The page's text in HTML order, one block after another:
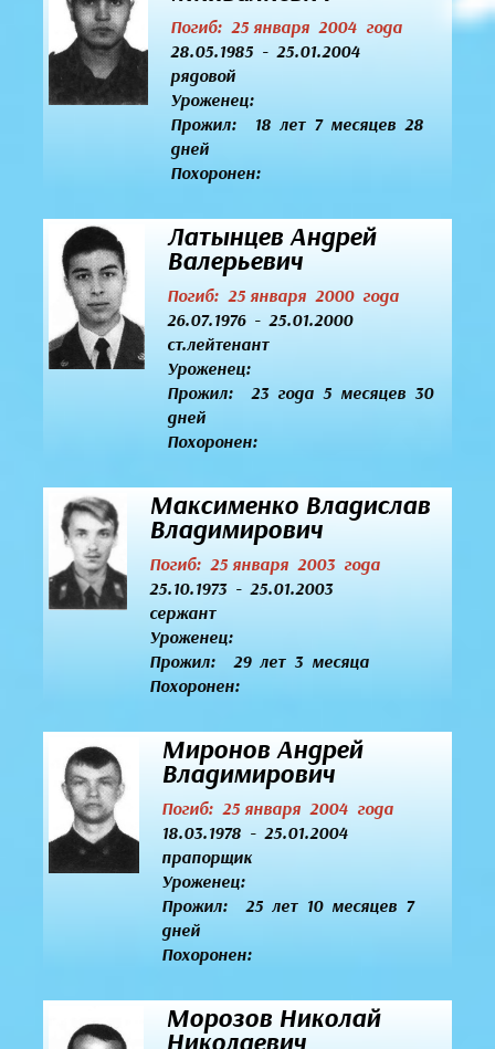
Погиб: 25 января 2004 года
28.05.1985 - 25.01.2004
рядовой
Уроженец:
Прожил: 18 лет 7 месяцев 28
дней
Похоронен:
Латынцев Андрей
Валерьевич
Погиб: 25 января 2000 года
26.07.1976 - 25.01.2000
ст.лейтенант
Уроженец:
Прожил: 23 года 5 месяцев 30
дней
Похоронен:
Максименко Владислав
Владимирович
Погиб: 25 января 2003 года
25.10.1973 - 25.01.2003
сержант
Уроженец:
Прожил: 29 лет 3 месяца
Похоронен:
Миронов Андрей
Владимирович
Погиб: 25 января 2004 года
18.03.1978 - 25.01.2004
прапорщик
Уроженец:
Прожил: 25 лет 10 месяцев 7
дней
Похоронен:
Морозов Николай
Николаевич